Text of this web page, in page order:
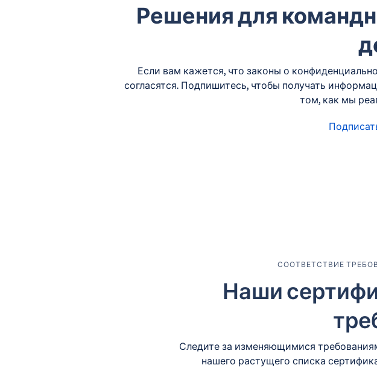
Решения для
Если вам кажется, что законы о
согласятся. Подпишитесь, чтобы получать
том, как мы
СООТВЕТСТВИЕ
Наши
Следите за изменяющимися
нашего растущего списка